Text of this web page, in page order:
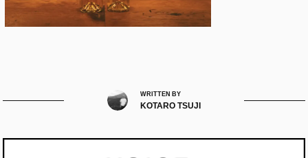
WRITTEN BY
KOTARO TSUJI